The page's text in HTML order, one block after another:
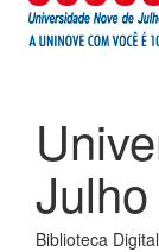
Julho
Biblioteca